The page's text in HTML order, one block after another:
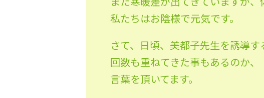
私たちはお陰様で元気です。
さて、日頃、美都子先生を誘導す
回数も重ねてきた事もあるのか
言葉を頂いてます。